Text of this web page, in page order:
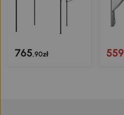
765,90zł 559